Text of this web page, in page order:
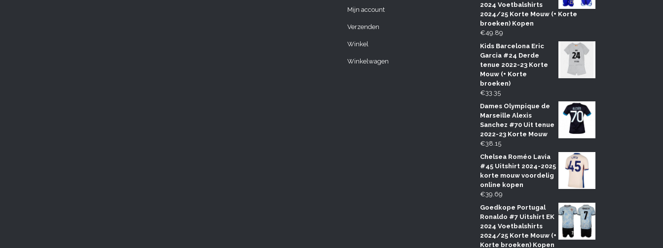
Mijn account
Verzenden
Winkel
Winkelwagen
2024 Voetbalshirts
2024/25 Korte Mouw (+ Korte
broeken) Kopen
€49.89
Kids Barcelona Eric
Garcia #24 Derde
tenue 2022-23 Korte
Mouw (+ Korte
broeken)
€33.35
Dames Olympique de
Marseille Alexis
Sanchez #70 Uit tenue
2022-23 Korte Mouw
€38.15
Chelsea Roméo Lavia
#45 Uitshirt 2024-2025
korte mouw voordelig
online kopen
€39.69
Goedkope Portugal
Ronaldo #7 Uitshirt EK
2024 Voetbalshirts
2024/25 Korte Mouw (+
Korte broeken) Kopen